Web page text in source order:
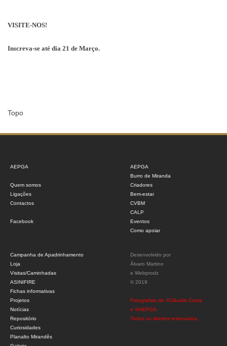
VISITE-NOS!
Inscreva-se até dia 21 de Março.
Topo
AEPGA
Quem somos
Ligações
Contactos
Facebook
AEPGA
Burro de Miranda
Criadores
Bem-estar
CVBM
CALP
Eventos
Como apoiar
Campanha de Apadrinhamento
Loja
Visitas/Caminhadas
ASINIFIRE
Fichas informativas
Projetos
Notícias
Repositório
Curiosidades
Planalto Mirandês
Desenvolvido por
Álvaro Martino
e Webprodz
© 2019
Fotografias de ©Cláudia Costa
e ©AEPGA.
Todos os direitos reservados.